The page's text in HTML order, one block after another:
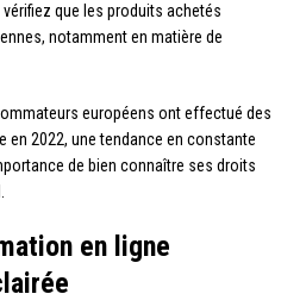
que les produits achetés
notamment en matière de
européens ont effectué des
2022, une tendance en constante
de bien connaître ses droits
en ligne